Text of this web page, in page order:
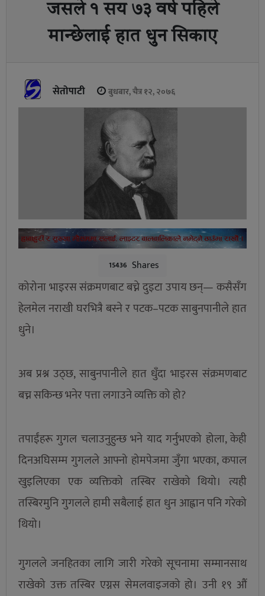
जसले १ सय ७३ वर्ष पहिले
मान्छेलाई हात धुन सिकाए
सेतोपाटी बुधबार, चैत्र १२, २०७६
15436 Shares
कोरोना भाइरस संक्रमणबाट बच्ने दुइटा उपाय छन्— कसैसँग
हेलमेल नराखी घरभित्रै बस्ने र पटक–पटक साबुनपानीले हात
धुने।
अब प्रश्न उठ्छ, साबुनपानीले हात धुँदा भाइरस संक्रमणबाट
बच्न सकिन्छ भनेर पत्ता लगाउने व्यक्ति को हो?
तपाईंहरू गुगल चलाउनुहुन्छ भने याद गर्नुभएको होला, केही
दिनअघिसम्म गुगलले आफ्नो होमपेजमा जुँगा भएका, कपाल
खुइलिएका एक व्यक्तिको तस्बिर राखेको थियो। त्यही
तस्बिरमुनि गुगलले हामी सबैलाई हात धुन आह्वान पनि गरेको
थियो।
गुगलले जनहितका लागि जारी गरेको सूचनामा सम्मानसाथ
राखेको उक्त तस्बिर एग्नस सेमलवाइजको हो। उनी १९ औं